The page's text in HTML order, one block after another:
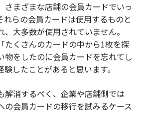
さまざまな店舗の会員カードでいっ
れらの会員カードは使用するものと
、大多数が使用されていません。
たくさんのカードの中から1枚を探
物をしたのに会員カードを忘れてし
したことがあると思います。
解消するべく、企業や店舗側では
の会員カードの移行を試みるケース